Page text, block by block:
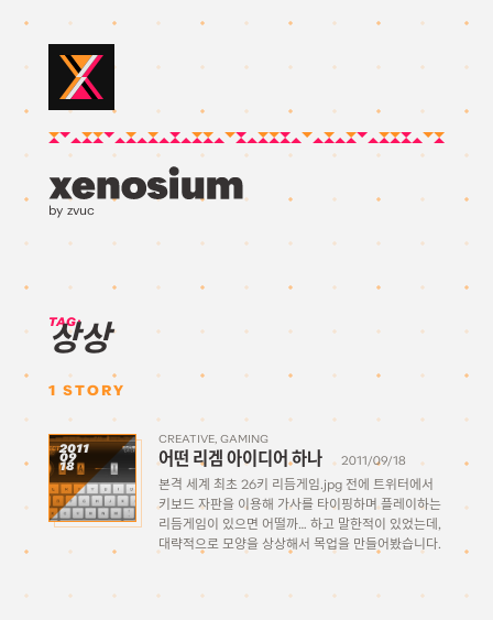
by zvuc
TAG:
상상
1 STORY
2011
09
18
CREATIVE GAMING
어떤 리겜 아이디어 하나
2011/09/18
본격 세계 최초 26키 리듬게임.jpg 전에 트위터에서
키보드 자판을 이용해 가사를 타이핑하며 플레이하는
리듬게임이 있으면 어떨까… 하고 말한적이 있었는데,
대략적으로 모양을 상상해서 목업을 만들어봤습니다.